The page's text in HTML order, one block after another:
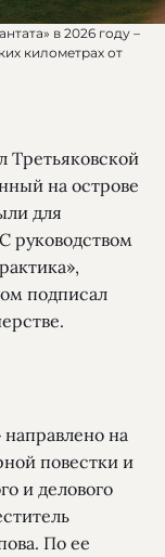
в 2026 году –
километрах от
Третьяковской
на острове
для
руководством
подписал
на
повестки и
и делового
По ее